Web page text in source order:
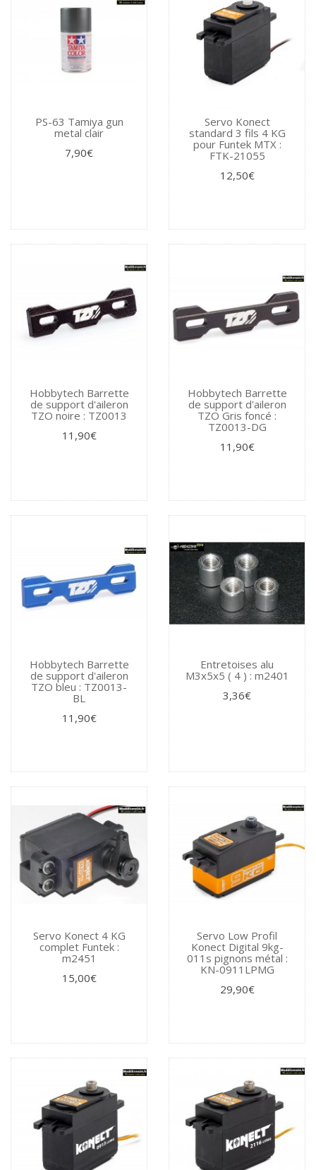
PS-63 Tamiya gun
metal clair
7,90€
Servo Konect
standard 3 fils 4 KG
pour Funtek MTX :
FTK-21055
12,50€
Hobbytech Barrette
de support d'aileron
TZO noire : TZ0013
11,90€
Hobbytech Barrette
de support d'aileron
TZO Gris foncé :
TZ0013-DG
11,90€
Hobbytech Barrette
de support d'aileron
TZO bleu : TZ0013-
BL
11,90€
Entretoises alu
M3x5x5 ( 4 ) : m2401
3,36€
Servo Konect 4 KG
complet Funtek :
m2451
15,00€
Servo Low Profil
Konect Digital 9kg-
011s pignons métal :
KN-0911LPMG
29,90€